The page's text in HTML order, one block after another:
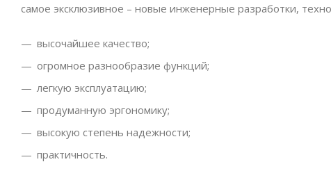
самое эксклюзивное – новые инженерные разработки,
высочайшее качество;
огромное разнообразие функций;
легкую эксплуатацию;
продуманную эргономику;
высокую степень надежности;
практичность.